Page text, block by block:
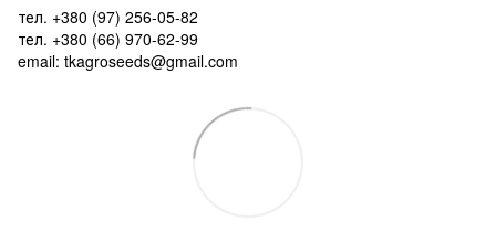
тел. +380 (97) 256-05-82
тел. +380 (66) 970-62-99
email: tkagroseeds@gmail.com